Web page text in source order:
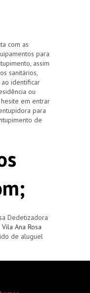
com as
para
assim
sanitários,
identificar
ou
em entrar
para
de
Dedetizadora
Ana Rosa
de aluguel